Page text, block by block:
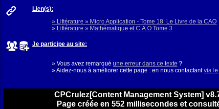
Lien(s):
» Littérature » Micro Application - Tome 18: Le Livre de la CAO
» Littérature » Mathématique et C.A.O Tome 3
Je participe au site:
» Vous avez remarqué une erreur dans ce texte ?
» Aidez-nous à améliorer cette page : en nous contactantvia le
CPCrulez[Content Management System]
Page créée en 552 millisecondes et